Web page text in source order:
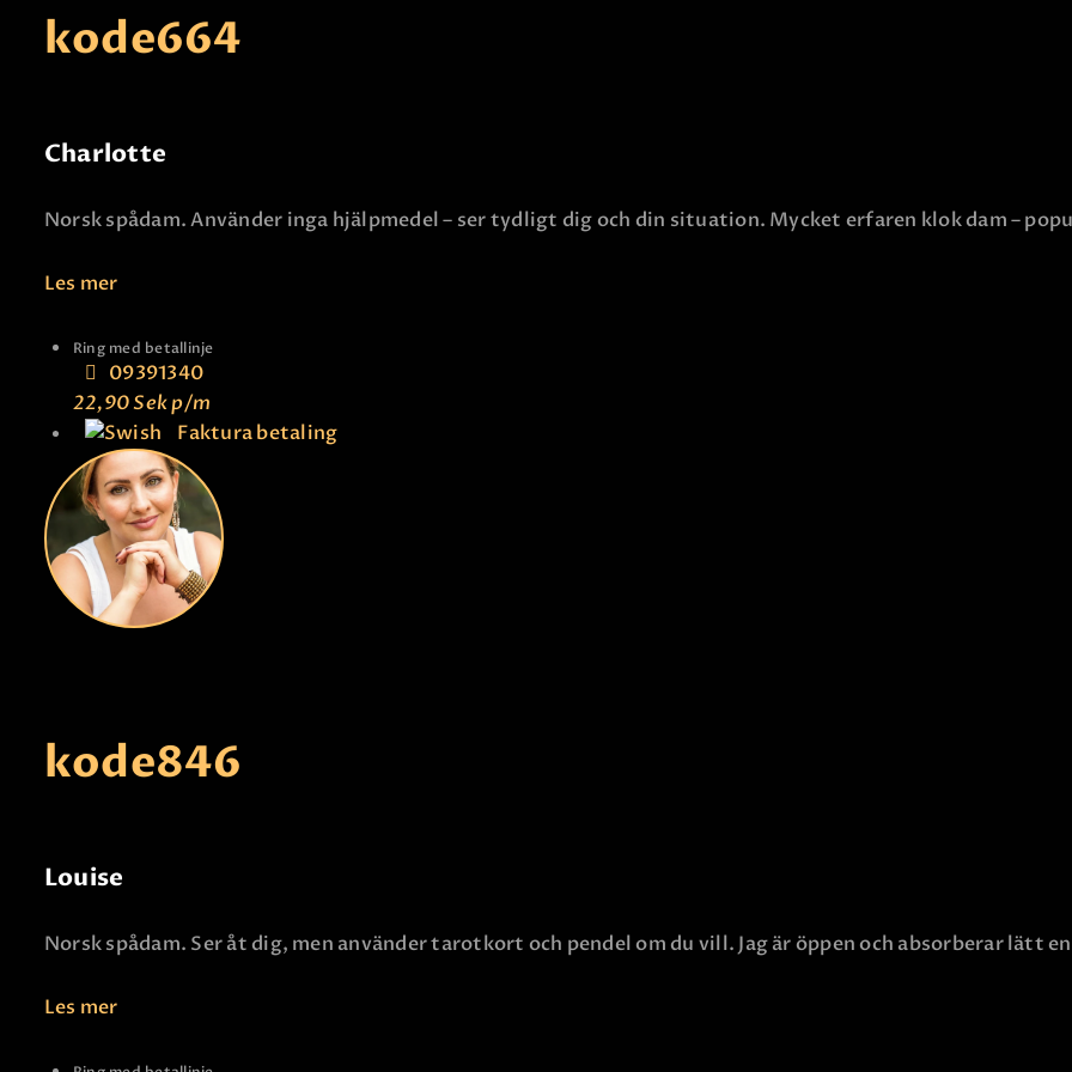
kode664
Charlotte
Norsk spådam. Använder inga hjälpmedel – ser tydligt dig och din situation. Mycket erfaren klok dam –
Les mer
Ring med betallinje
09391340
22,90 Sekp/m
Faktura betaling
kode846
Louise
Norsk spådam. Ser åt dig, men använder tarotkort och pendel om du vill. Jag är öppen och absorberar lätt
Les mer